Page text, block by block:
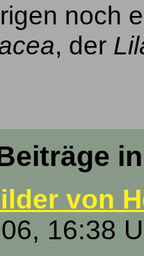
noch
, der
von
16:38